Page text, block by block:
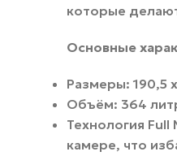
которые
Основные
Размеры: 190,5
Объём: 364
Технология
камере, что